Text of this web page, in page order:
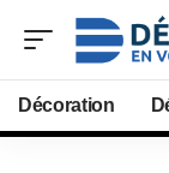
Décoration